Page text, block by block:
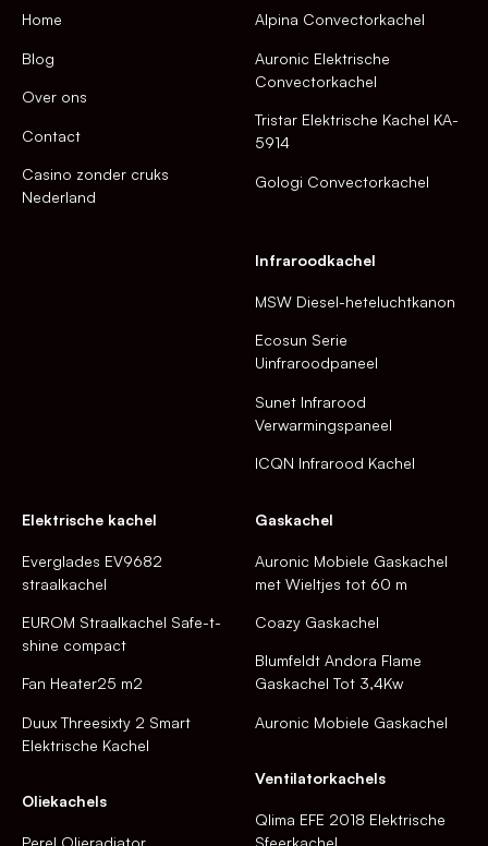
Home
Blog
Over ons
Contact
Casino zonder cruks
Nederland
Alpina Convectorkachel
Auronic Elektrische
Convectorkachel
Tristar Elektrische Kachel KA-
5914
Gologi Convectorkachel
Infraroodkachel
MSW Diesel-heteluchtkanon
Ecosun Serie
Uinfraroodpaneel
Sunet Infrarood
Verwarmingspaneel
ICQN Infrarood Kachel
Elektrische kachel
Everglades EV9682
straalkachel
EUROM Straalkachel Safe-t-
shine compact
Fan Heater25 m2
Duux Threesixty 2 Smart
Elektrische Kachel
Oliekachels
Perel Olieradiator
Gaskachel
Auronic Mobiele Gaskachel
met Wieltjes tot 60 m
Coazy Gaskachel
Blumfeldt Andora Flame
Gaskachel Tot 3,4Kw
Auronic Mobiele Gaskachel
Ventilatorkachels
Qlima EFE 2018 Elektrische
Sfeerkachel